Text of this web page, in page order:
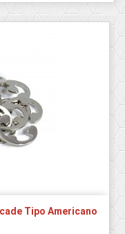
Tipo Americano